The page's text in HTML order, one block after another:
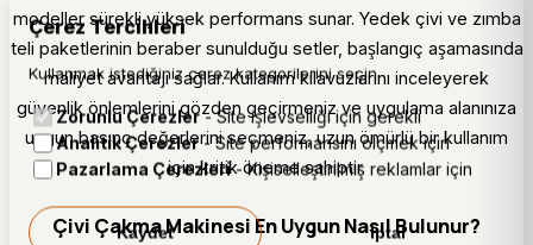
modeller sürekli yüksek performans sunar. Yedek çivi ve zımba
teli paketlerinin beraber sunulduğu setler, başlangıç aşamasında
maliyet avantajı sağlar. Kullanım kılavuzlarını inceleyerek
güvenlik önlemlerini gözden geçirmeniz ve uygulama alanınıza
uygun basınç değerlerini seçmeniz, uzun ömürlü bir kullanım
için kritik öneme sahiptir.
Çivi Çakma Makinesi En Uygun Nasıl Bulunur?
Çerez Tercihleri
Kullanmak istediğiniz çerez kategorilerini seçin.
Zorunlu Çerezler- Site işlevselliği için gerekli
Analitik Çerezler- Site performansını ölçmek için
Pazarlama Çerezleri- Kişiselleştirilmiş reklamlar için
Kaydet İptal